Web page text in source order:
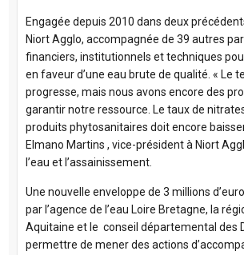
Engagée depuis 2010 dans deux
Niort Agglo, accompagnée de 39 autres
financiers, institutionnels et techniques
en faveur d’une eau brute de qualité. « Le
progresse, mais nous avons encore des
garantir notre ressource. Le taux de
produits phytosanitaires doit encore
Elmano Martins , vice-président à Niort
l’eau et l’assainissement.
Une nouvelle enveloppe de 3 millions
par l’agence de l’eau Loire Bretagne, la
Aquitaine et le conseil départemental des
permettre de mener des actions